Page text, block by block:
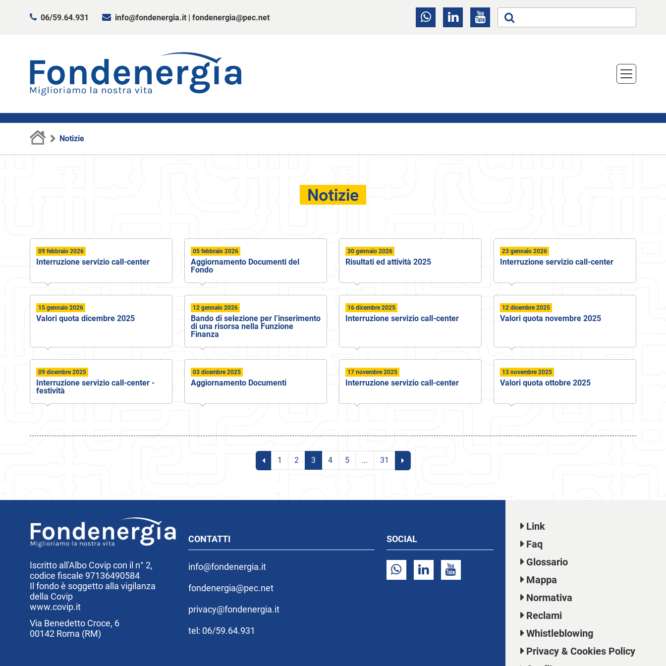
06/59.64.931 info@fondenergia.it | fondenergia@pec.net
Notizie
Notizie
09 febbraio 2026
Interruzione servizio call-center
05 febbraio 2026
Aggiornamento Documenti del
Fondo
30 gennaio 2026
Risultati ed attività 2025
23 gennaio 2026
Interruzione servizio call-center
15 gennaio 2026
Valori quota dicembre 2025
12 gennaio 2026
Bando di selezione per l’inserimento
di una risorsa nella Funzione
Finanza
16 dicembre 2025
Interruzione servizio call-center
12 dicembre 2025
Valori quota novembre 2025
09 dicembre 2025
Interruzione servizio call-center -
festività
03 dicembre 2025
Aggiornamento Documenti
17 novembre 2025
Interruzione servizio call-center
13 novembre 2025
Valori quota ottobre 2025
1 2 3 4 5 ... 31
Iscritto all'Albo Covip con il n° 2,
codice fiscale 97136490584
Il fondo è soggetto alla vigilanza
della Covip
www.covip.it
Via Benedetto Croce, 6
00142 Roma (RM)
CONTATTI
info@fondenergia.it
fondenergia@pec.net
privacy@fondenergia.it
tel: 06/59.64.931
SOCIAL
Link
Faq
Glossario
Mappa
Normativa
Reclami
Whistleblowing
Privacy & Cookies Policy